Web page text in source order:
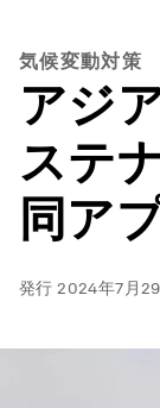
気候変動対策
アジ
ステ
同ア
発行2024年7月